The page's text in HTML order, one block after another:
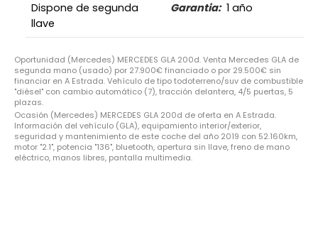
Dispone de segunda
llave
Garantia: 1 año
Oportunidad (Mercedes) MERCEDES GLA 200d. Venta Mercedes GLA de
segunda mano (usado) por 27.900€ financiado o por 29.500€ sin
financiar en A Estrada. Vehículo de tipo todoterreno/suv de combustible
"diésel" con cambio automático (7), tracción delantera, 4/5 puertas, 5
plazas.
Ocasión (Mercedes) MERCEDES GLA 200d de oferta en A Estrada.
Información del vehículo (GLA), equipamiento interior/exterior,
seguridad y mantenimiento de este coche del año 2019 con 52.160km,
motor "2.1", potencia "136", bluetooth, apertura sin llave, freno de mano
eléctrico, manos libres, pantalla multimedia.